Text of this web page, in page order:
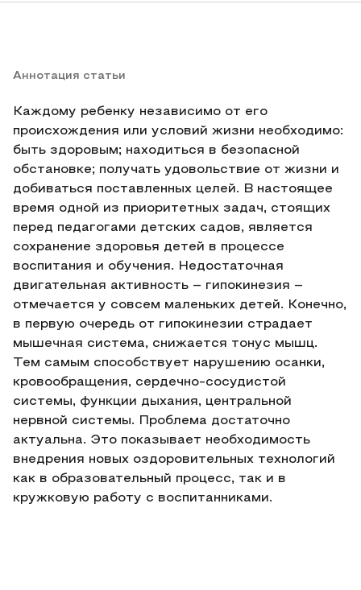
Аннотация статьи
Каждому ребенку независимо от его
происхождения или условий жизни необходимо:
быть здоровым; находиться в безопасной
обстановке; получать удовольствие от жизни и
добиваться поставленных целей. В настоящее
время одной из приоритетных задач, стоящих
перед педагогами детских садов, является
сохранение здоровья детей в процессе
воспитания и обучения. Недостаточная
двигательная активность – гипокинезия –
отмечается у совсем маленьких детей. Конечно,
в первую очередь от гипокинезии страдает
мышечная система, снижается тонус мышц.
Тем самым способствует нарушению осанки,
кровообращения, сердечно-сосудистой
системы, функции дыхания, центральной
нервной системы. Проблема достаточно
актуальна. Это показывает необходимость
внедрения новых оздоровительных технологий
как в образовательный процесс, так и в
кружковую работу с воспитанниками.